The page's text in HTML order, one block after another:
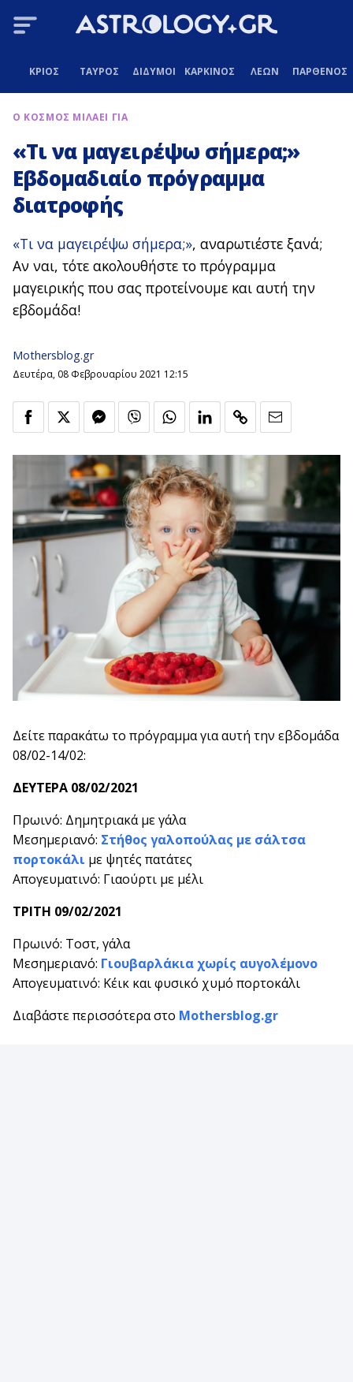
ΚΡΙΟΣ ΤΑΥΡΟΣ ΔΙΔΥΜΟΙ ΚΑΡΚΙΝΟΣ ΛΕΩΝ ΠΑΡΘΕΝΟΣ
Ο ΚΟΣΜΟΣ ΜΙΛΑΕΙ ΓΙΑ
«Τι να μαγειρέψω σήμερα;»
Εβδομαδιαίο πρόγραμμα
διατροφής
«Τι να μαγειρέψω σήμερα;», αναρωτιέστε ξανά;
Αν ναι, τότε ακολουθήστε το πρόγραμμα
μαγειρικής που σας προτείνουμε και αυτή την
εβδομάδα!
Mothersblog.gr
Δευτέρα, 08 Φεβρουαρίου 2021 12:15
Δείτε παρακάτω το πρόγραμμα για αυτή την εβδομάδα
08/02-14/02:
ΔΕΥΤΕΡΑ 08/02/2021
Πρωινό: Δημητριακά με γάλα
Μεσημεριανό: Στήθος γαλοπούλας με σάλτσα
πορτοκάλι με ψητές πατάτες
Απογευματινό: Γιαούρτι με μέλι
ΤΡΙΤΗ 09/02/2021
Πρωινό: Τοστ, γάλα
Μεσημεριανό: Γιουβαρλάκια χωρίς αυγολέμονο
Απογευματινό: Κέικ και φυσικό χυμό πορτοκάλι
Διαβάστε περισσότερα στο Mothersblog.gr